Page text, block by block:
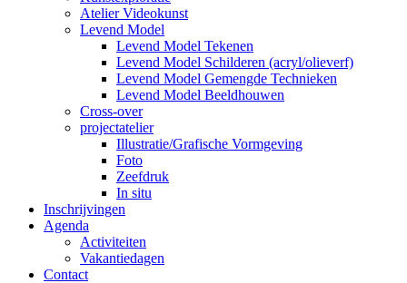
Atelier Videokunst
Levend Model
Levend Model Tekenen
Levend Model Schilderen (acryl/olieverf)
Levend Model Gemengde Technieken
Levend Model Beeldhouwen
Cross-over
projectatelier
Illustratie/Grafische Vormgeving
Foto
Zeefdruk
In situ
Inschrijvingen
Agenda
Activiteiten
Vakantiedagen
Contact